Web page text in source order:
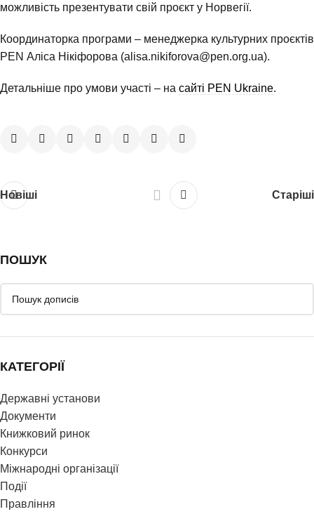
можливість презентувати свій проєкт у Норвегії.
Координаторка програми – менеджерка культурних проєктів
PEN Аліса Нікіфорова (alisa.nikiforova@pen.org.ua).
Детальніше про умови участі – на сайті PEN Ukraine.
Новіші Старіші
ПОШУК
КАТЕГОРІЇ
Державні установи
Документи
Книжковий ринок
Конкурси
Міжнародні організації
Події
Правління